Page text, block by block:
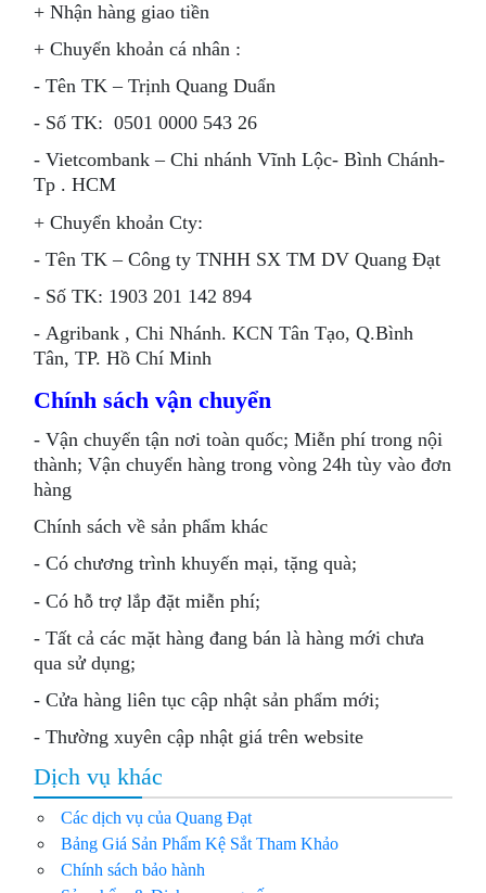
+ Nhận hàng giao tiền
+ Chuyển khoản cá nhân :
- Tên TK – Trịnh Quang Duẩn
- Số TK: 0501 0000 543 26
- Vietcombank – Chi nhánh Vĩnh Lộc- Bình Chánh-
Tp . HCM
+ Chuyển khoản Cty:
- Tên TK – Công ty TNHH SX TM DV Quang Đạt
- Số TK: 1903 201 142 894
- Agribank , Chi Nhánh. KCN Tân Tạo, Q.Bình
Tân, TP. Hồ Chí Minh
Chính sách vận chuyển
- Vận chuyển tận nơi toàn quốc; Miễn phí trong nội
thành; Vận chuyển hàng trong vòng 24h tùy vào đơn
hàng
Chính sách về sản phẩm khác
- Có chương trình khuyến mại, tặng quà;
- Có hỗ trợ lắp đặt miễn phí;
- Tất cả các mặt hàng đang bán là hàng mới chưa
qua sử dụng;
- Cửa hàng liên tục cập nhật sản phẩm mới;
- Thường xuyên cập nhật giá trên website
Dịch vụ khác
Các dịch vụ của Quang Đạt
Bảng Giá Sản Phẩm Kệ Sắt Tham Khảo
Chính sách bảo hành